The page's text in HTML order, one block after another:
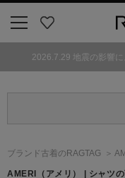
気
2026.7.29 地震の影響
ブランド古着のRAGTAG
AMERI （アメリ） | シャツ